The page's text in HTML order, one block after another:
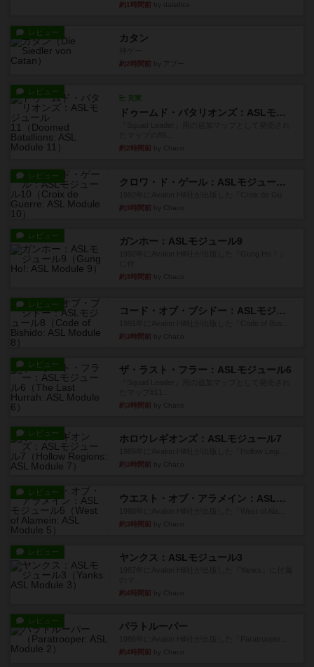
約1時間前
レビュー カタン
約2時間前
レビュー
充実
ドゥームド・バタリオンズ：ASLモジュール11
約2時間前
レビュー
クロワ・ド・ゲール：ASLモジュール10
約3時間前
レビュー ガンホー：ASLモジュール9
約3時間前
レビュー
コード・オブ・ブシドー：ASLモジュール8
約3時間前
レビュー ザ・ラスト・フラー：ASLモジュール6
約3時間前
レビュー ホロウレギオンズ：ASLモジュール7
約3時間前
レビュー
ウエスト・オブ・アラメイン：ASLモジュール5
約3時間前
レビュー ヤンクス：ASLモジュール3
約4時間前
レビュー パラトルーパー
約4時間前